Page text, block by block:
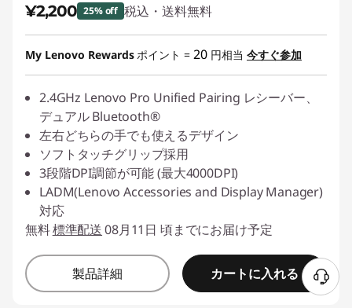
¥2,200 25% off 税込・送料無料
特別割引 :-¥770
My Lenovo Rewardsポイント = 20 円相当 今すぐ参加
2.4GHz Lenovo Pro Unified Pairing レシーバー、
デュアル Bluetooth®
左右どちらの手でも使えるデザイン
ソフトタッチグリップ採用
3段階DPI調節が可能 (最大4000DPI)
LADM(Lenovo Accessories and Display Manager)
対応
無料標準配送08月11日 頃までにお届け予定
製品詳細 カートに入れる